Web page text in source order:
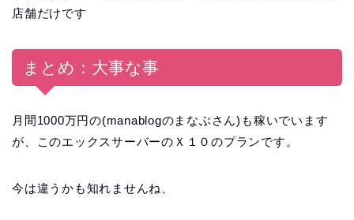
店舗だけです
まとめ：大事な事
月間1000万円の(manablogのまなぶさん)も稼いでいます
が、このエックスサーバーのＸ１０のプランです。
今は違うかも知れませんね、